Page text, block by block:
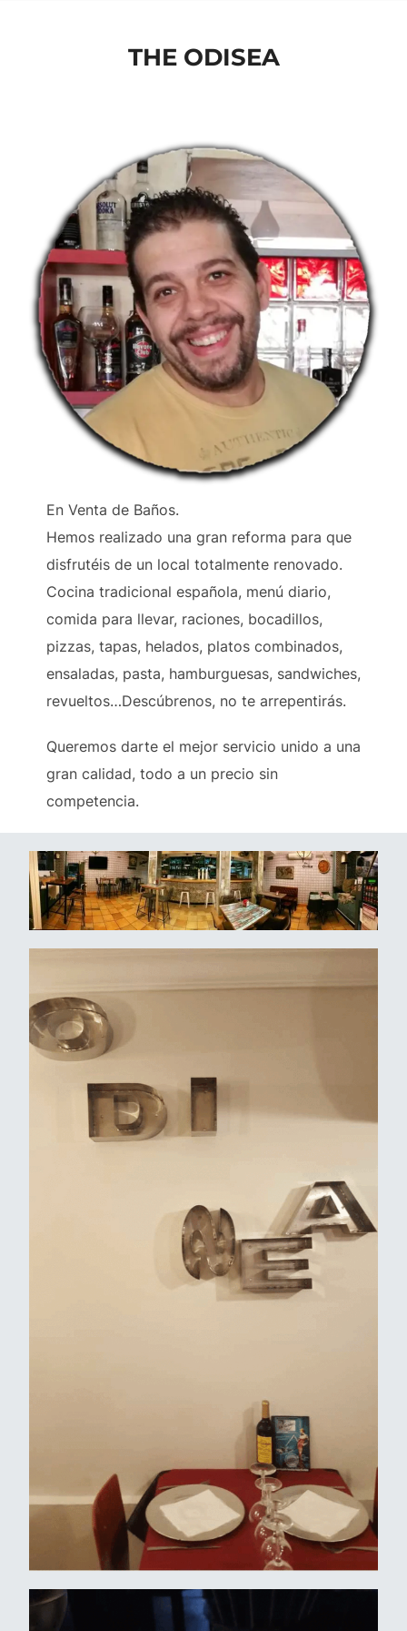
content
THE ODISEA
En Venta de Baños.
Hemos realizado una gran reforma para que
disfrutéis de un local totalmente renovado.
Cocina tradicional española, menú diario,
comida para llevar, raciones, bocadillos,
pizzas, tapas, helados, platos combinados,
ensaladas, pasta, hamburguesas, sandwiches,
revueltos…Descúbrenos, no te arrepentirás.
Queremos darte el mejor servicio unido a una
gran calidad, todo a un precio sin
competencia.